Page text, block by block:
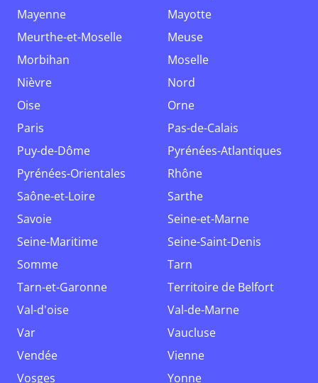
Mayenne
Mayotte
Meurthe-et-Moselle
Meuse
Morbihan
Moselle
Nièvre
Nord
Oise
Orne
Paris
Pas-de-Calais
Puy-de-Dôme
Pyrénées-Atlantiques
Pyrénées-Orientales
Rhône
Saône-et-Loire
Sarthe
Savoie
Seine-et-Marne
Seine-Maritime
Seine-Saint-Denis
Somme
Tarn
Tarn-et-Garonne
Territoire de Belfort
Val-d'oise
Val-de-Marne
Var
Vaucluse
Vendée
Vienne
Vosges
Yonne